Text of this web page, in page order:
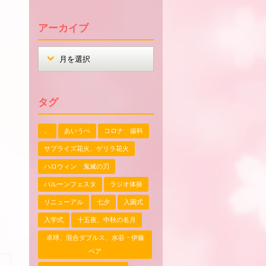
アーカイブ
タグ
あいうべ コロナ 歯科
サプライズ花火、ゲリラ花火
ハロウィン 鬼滅の刃
バルーンフェスタ ラジオ体操
リニューアル 七夕 入園式
入学式 十五夜、中秋の名月
卓球、混合ダブルス、水谷・伊藤
ペア